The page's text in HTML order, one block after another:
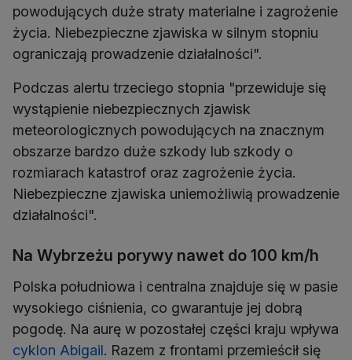
powodujących duże straty materialne i zagrożenie
życia. Niebezpieczne zjawiska w silnym stopniu
ograniczają prowadzenie działalności".
Podczas alertu trzeciego stopnia "przewiduje się
wystąpienie niebezpiecznych zjawisk
meteorologicznych powodujących na znacznym
obszarze bardzo duże szkody lub szkody o
rozmiarach katastrof oraz zagrożenie życia.
Niebezpieczne zjawiska uniemożliwią prowadzenie
działalności".
Na Wybrzeżu porywy nawet do 100 km/h
Polska południowa i centralna znajduje się w pasie
wysokiego ciśnienia, co gwarantuje jej dobrą
pogodę. Na aurę w pozostałej części kraju wpływa
cyklon Abigail. Razem z frontami przemieścił się